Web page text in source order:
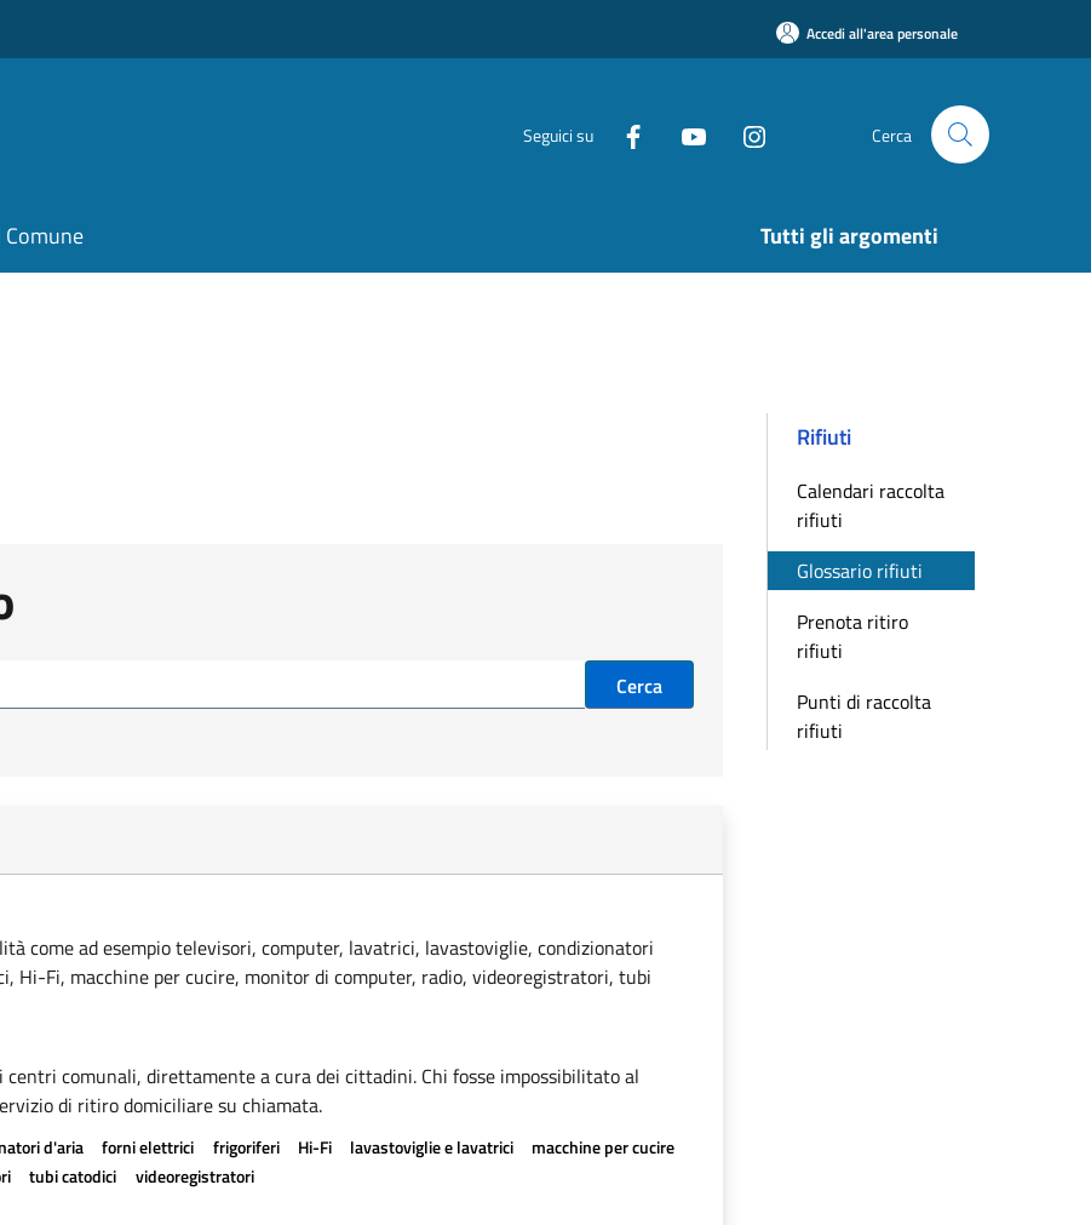
Accedi all'area personale
Seguici su Cerca
Tutti gli argomenti
Cerca
come ad esempio televisori, computer, lavatrici, lavastoviglie, condizionatori
Hi-Fi, macchine per cucire, monitor di computer, radio, videoregistratori, tubi
comunali, direttamente a cura dei cittadini. Chi fosse impossibilitato al
di ritiro domiciliare su chiamata.
d'aria forni elettrici frigoriferi Hi-Fi lavastoviglie e lavatrici
macchine per cucire
tubi catodici videoregistratori
Rifiuti
Calendari raccolta
rifiuti
Glossario rifiuti
Prenota ritiro
rifiuti
Punti di raccolta
rifiuti